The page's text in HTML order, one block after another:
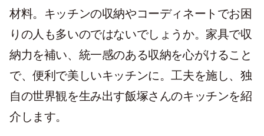
材料。キッチンの収納やコーディネートでお困
りの人も多いのではないでしょうか。家具で収
納力を補い、統一感のある収納を心がけること
で、便利で美しいキッチンに。工夫を施し、独
自の世界観を生み出す飯塚さんのキッチンを紹
介します。